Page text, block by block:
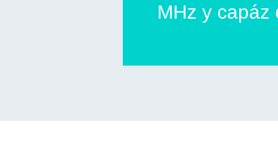
MHz y capáz